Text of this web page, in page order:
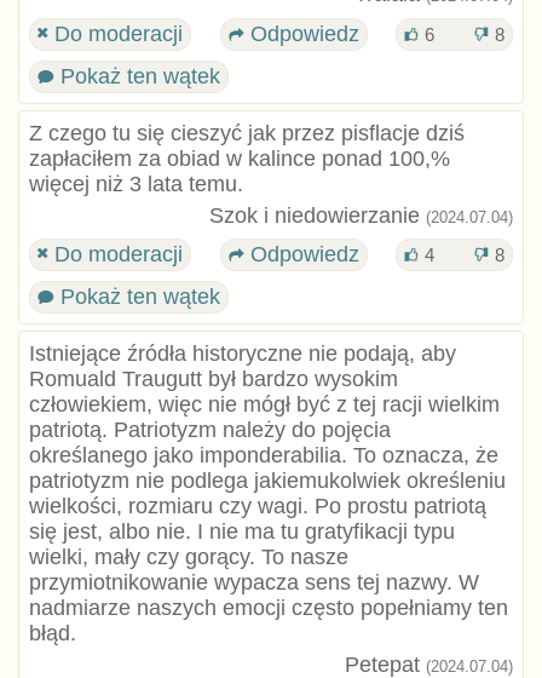
Do moderacji Odpowiedz 6 8
Pokaż ten wątek
Z czego tu się cieszyć jak przez pisflacje dziś
zapłaciłem za obiad w kalince ponad 100,%
więcej niż 3 lata temu.
Szok i niedowierzanie (2024.07.04)
Do moderacji Odpowiedz 4 8
Pokaż ten wątek
Istniejące źródła historyczne nie podają, aby
Romuald Traugutt był bardzo wysokim
człowiekiem, więc nie mógł być z tej racji wielkim
patriotą. Patriotyzm należy do pojęcia
określanego jako imponderabilia. To oznacza, że
patriotyzm nie podlega jakiemukolwiek określeniu
wielkości, rozmiaru czy wagi. Po prostu patriotą
się jest, albo nie. I nie ma tu gratyfikacji typu
wielki, mały czy gorący. To nasze
przymiotnikowanie wypacza sens tej nazwy. W
nadmiarze naszych emocji często popełniamy ten
błąd.
Petepat (2024.07.04)